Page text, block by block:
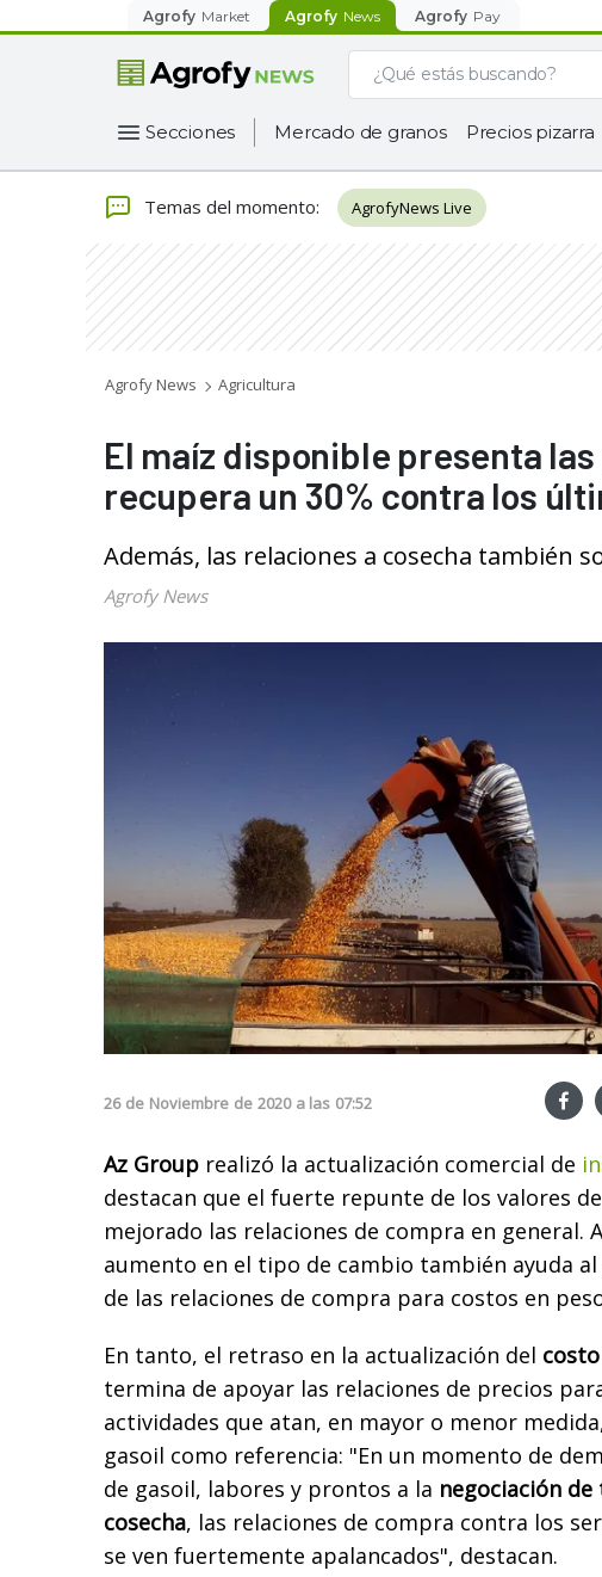
Agrofy Market Agrofy News Agrofy Pay
Secciones Mercado de granos Precios pizarra
Temas del momento: AgrofyNews Live
Agrofy News Agricultura
El maíz disponible presenta
recupera un 30% contra los
Además, las relaciones a cosecha también
Agrofy News
26 de Noviembre de 2020 a las 07:52
Az Group realizó la actualización comercial de
destacan que el fuerte repunte de los valores
mejorado las relaciones de compra en general.
aumento en el tipo de cambio también ayuda
de las relaciones de compra para costos en
En tanto, el retraso en la actualización del
termina de apoyar las relaciones de precios
actividades que atan, en mayor o menor
gasoil como referencia: "En un momento de
de gasoil, labores y prontos a la negociación
cosecha, las relaciones de compra contra los
se ven fuertemente apalancados", destacan.